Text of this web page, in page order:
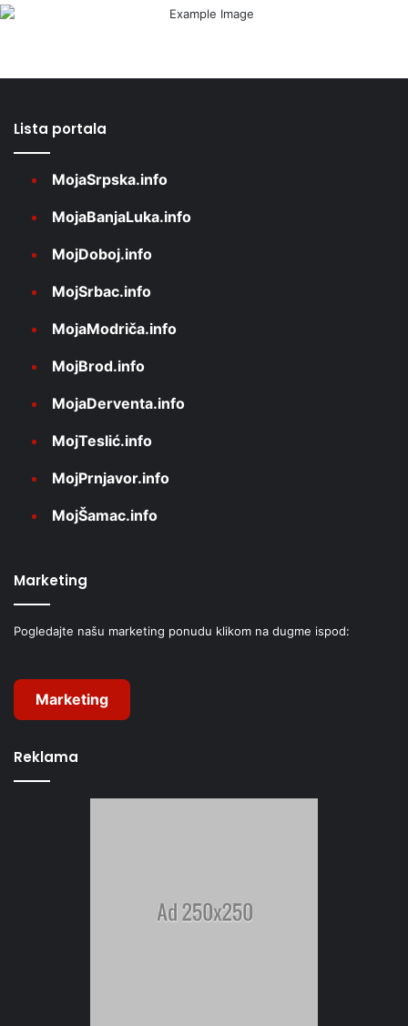
Lista portala
MojaSrpska.info
MojaBanjaLuka.info
MojDoboj.info
MojSrbac.info
MojaModriča.info
MojBrod.info
MojaDerventa.info
MojTeslić.info
MojPrnjavor.info
MojŠamac.info
Marketing
Pogledajte našu marketing ponudu klikom na dugme ispod:
Marketing
Reklama